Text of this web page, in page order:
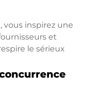
vous inspirez une
et
le sérieux